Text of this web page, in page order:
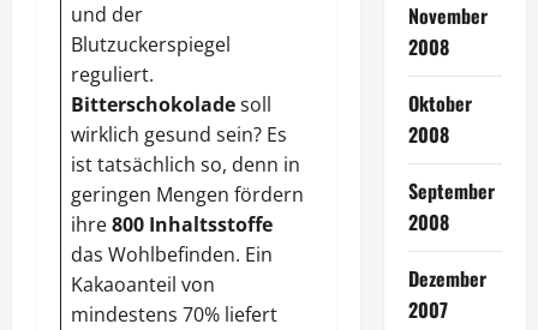
und der
Blutzuckerspiegel
reguliert.
Bitterschokoladesoll
wirklich gesund sein? Es
ist tatsächlich so, denn in
geringen Mengen fördern
ihre800 Inhaltsstoffe
das Wohlbefinden. Ein
Kakaoanteil von
mindestens 70% liefert
und auch das
Allgemeinbefinden um
einiges verbessern.
Schließlich istgute
Laune sehr
förderlich für das
Abnehmen. Auf Herz
und Kreislauf
wirkt da in den
Schoten enthaltene
November
2008
Oktober
2008
September
2008
Dezember
2007